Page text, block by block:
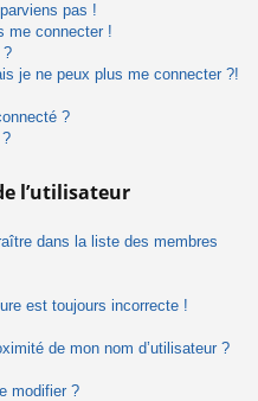
pas !
me connecter !
?
je ne peux plus me connecter ?!
?
l’utilisateur
dans la liste des membres
est toujours incorrecte !
de mon nom d’utilisateur ?
modifier ?